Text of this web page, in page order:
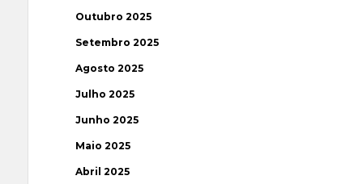
Outubro 2025
Setembro 2025
Agosto 2025
Julho 2025
Junho 2025
Maio 2025
Abril 2025